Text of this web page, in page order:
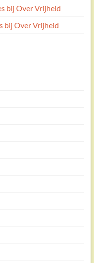
bij Over Vrijheid
bij Over Vrijheid